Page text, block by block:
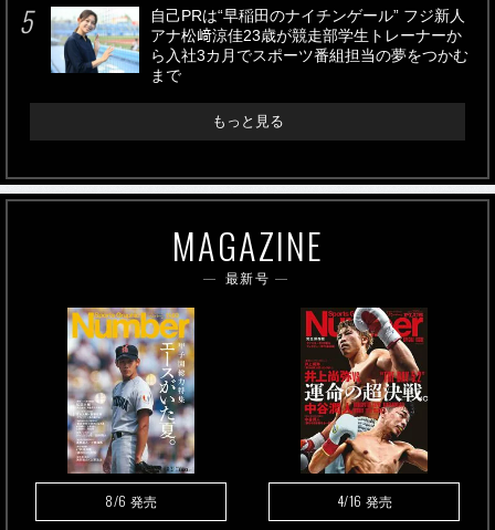
自己PRは“早稲田のナイチンゲール” フジ新人
アナ松﨑涼佳23歳が競走部学生トレーナーか
ら入社3カ月でスポーツ番組担当の夢をつかむ
まで
もっと見る
MAGAZINE
最新号
8/6 発売 4/16 発売